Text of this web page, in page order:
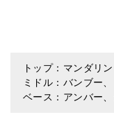
トップ：マンダリ
ミドル：バンブー
ベース：アンバー